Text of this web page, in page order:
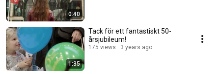
0:40
1:35
Tack för ett fantastiskt 50-
årsjubileum!
175 views 3 years ago